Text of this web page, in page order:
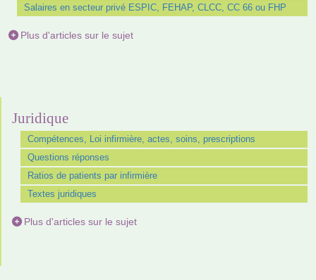
Salaires en secteur privé ESPIC, FEHAP, CLCC, CC 66 ou FHP
Plus d'articles sur le sujet
Juridique
Compétences, Loi infirmière, actes, soins, prescriptions
Questions réponses
Ratios de patients par infirmière
Textes juridiques
Plus d'articles sur le sujet